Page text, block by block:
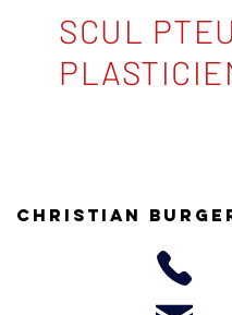
Christian
SCUL